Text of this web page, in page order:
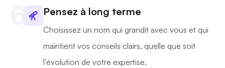
Pensez à long terme
Choisissez un nom qui grandit avec vous et qui
maintient vos conseils clairs, quelle que soit
l’évolution de votre expertise.